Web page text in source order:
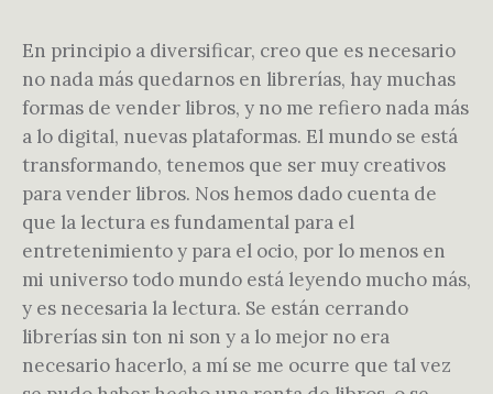
En principio a diversificar, creo que es necesario
no nada más quedarnos en librerías, hay muchas
formas de vender libros, y no me refiero nada más
a lo digital, nuevas plataformas. El mundo se está
transformando, tenemos que ser muy creativos
para vender libros. Nos hemos dado cuenta de
que la lectura es fundamental para el
entretenimiento y para el ocio, por lo menos en
mi universo todo mundo está leyendo mucho más,
y es necesaria la lectura. Se están cerrando
librerías sin ton ni son y a lo mejor no era
necesario hacerlo, a mí se me ocurre que tal vez